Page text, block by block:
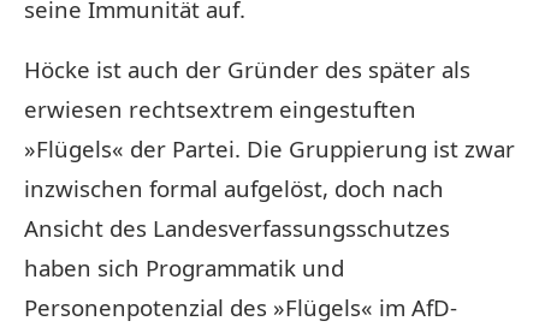
seine Immunität auf.
Höcke ist auch der Gründer des später als
erwiesen rechtsextrem eingestuften
»Flügels« der Partei. Die Gruppierung ist zwar
inzwischen formal aufgelöst, doch nach
Ansicht des Landesverfassungsschutzes
haben sich Programmatik und
Personenpotenzial des »Flügels« im AfD-